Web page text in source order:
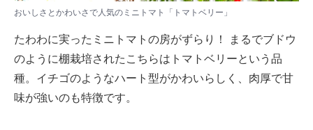
おいしさとかわいさで人気のミニトマト「トマトベリー」
たわわに実ったミニトマトの房がずらり！ まるでブドウ
のように棚栽培されたこちらはトマトベリーという品
種。イチゴのようなハート型がかわいらしく、肉厚で甘
味が強いのも特徴です。